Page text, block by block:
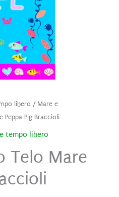
libero / Mare e
Pig Braccioli
tempo libero
Telo Mare